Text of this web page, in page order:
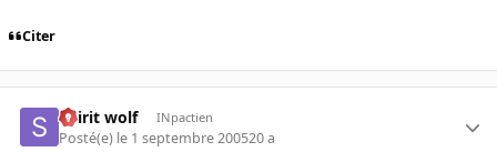
Citer
Spirit wolf INpactien
Posté(e) le 1 septembre 200520 a